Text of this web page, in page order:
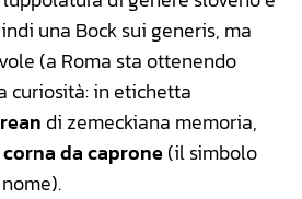
una Bock sui generis, ma
(a Roma sta ottenendo
curiosità: in etichetta
di zemeckiana memoria,
da caprone(il simbolo